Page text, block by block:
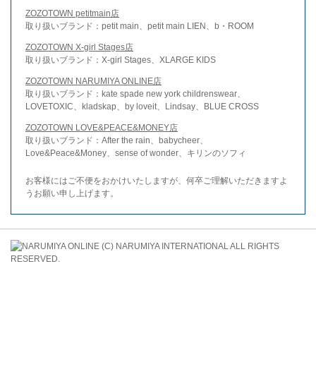
ZOZOTOWN petitmain店
取り扱いブランド：petit main、petit main LIEN、b・ROOM
ZOZOTOWN X-girl Stages店
取り扱いブランド：X-girl Stages、XLARGE KIDS
ZOZOTOWN NARUMIYA ONLINE店
取り扱いブランド：kate spade new york childrenswear、
LOVETOXIC、kladskap、by loveit、Lindsay、BLUE CROSS
ZOZOTOWN LOVE&PEACE&MONEY店
取り扱いブランド：After the rain、babycheer、
Love&Peace&Money、sense of wonder、キリンのソフィ
お客様にはご不便をおかけいたしますが、何卒ご理解いただきますよ
うお願い申し上げます。